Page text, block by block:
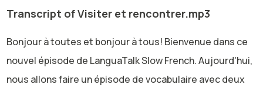
Transcript of Visiter et rencontrer.mp3
Bonjour à toutes et bonjour à tous! Bienvenue dans ce
nouvel épisode de LanguaTalk Slow French. Aujourd'hui,
nous allons faire un épisode de vocabulaire avec deux